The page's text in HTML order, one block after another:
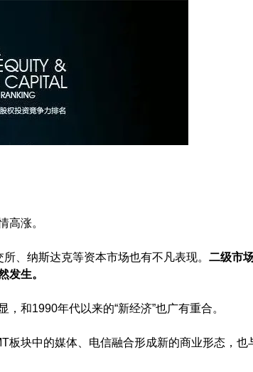
高涨。
、纳斯达克等资本市场也有不凡表现。 二级市
发生。
和1990年代以来的“新经济”也广有重合。
板块中的媒体、电信融合形成新的商业形态，也